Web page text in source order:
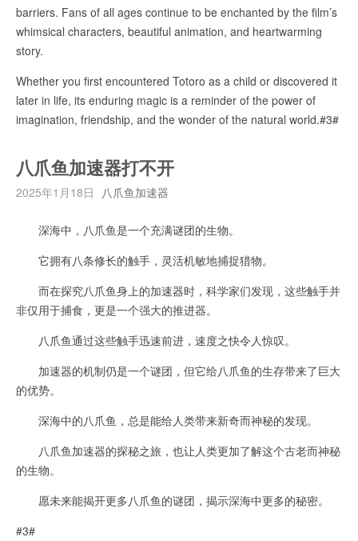
barriers. Fans of all ages continue to be enchanted by the film’s
whimsical characters, beautiful animation, and heartwarming
story.
Whether you first encountered Totoro as a child or discovered it
later in life, its enduring magic is a reminder of the power of
imagination, friendship, and the wonder of the natural world.#3#
八爪鱼加速器打不开
2025年1月18日 八爪鱼加速器
深海中，八爪鱼是一个充满谜团的生物。
它拥有八条修长的触手，灵活机敏地捕捉猎物。
而在探究八爪鱼身上的加速器时，科学家们发现，这些触手并
非仅用于捕食，更是一个强大的推进器。
八爪鱼通过这些触手迅速前进，速度之快令人惊叹。
加速器的机制仍是一个谜团，但它给八爪鱼的生存带来了巨大
的优势。
深海中的八爪鱼，总是能给人类带来新奇而神秘的发现。
八爪鱼加速器的探秘之旅，也让人类更加了解这个古老而神秘
的生物。
愿未来能揭开更多八爪鱼的谜团，揭示深海中更多的秘密。
#3#